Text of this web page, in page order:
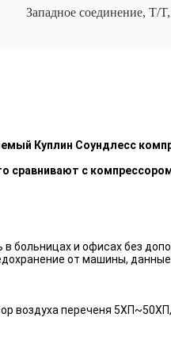
Западное соединение, T/
Куплин Соундлесс
сравнивают с
больницах и офисах без
от машины,
воздуха переченя